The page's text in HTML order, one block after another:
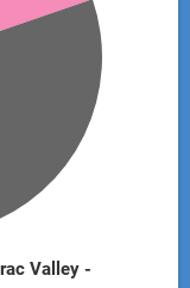
Valley -